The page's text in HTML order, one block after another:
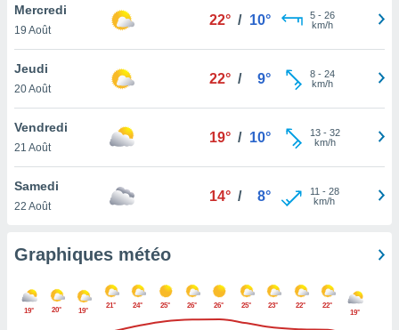
pas
de
cas,
que
sur le
ne
Mercredi
19 Août
22° / 10° 5- 26
km/h
Jeudi
20 Août
22° / 9° 8- 24
km/h
Vendredi
21 Août
19° / 10° 13- 32
km/h
Samedi
22 Août
14° / 8° 11 - 28
km/h
Graphiques météo
19° 20° 19°
21° 24° 25° 26° 26° 25° 23° 22°
22°
19°